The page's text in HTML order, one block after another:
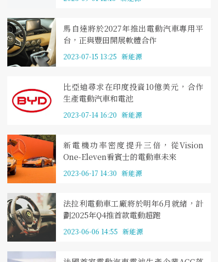
馬自達將於2027年推出電動汽車專用平
台，正與豐田開展軟體合作
2023-07-15 13:25 新能源
比亞迪尋求在印度投資10億美元，合作
生產電動汽車和電池
2023-07-14 16:20 新能源
新電機功率密度提升三倍，從Vision
One-Eleven看賓士的電動車未來
2023-06-17 14:30 新能源
法拉利電動車工廠將於明年6月就緒，計
劃2025年Q4推首款電動超跑
2023-06-06 14:55 新能源